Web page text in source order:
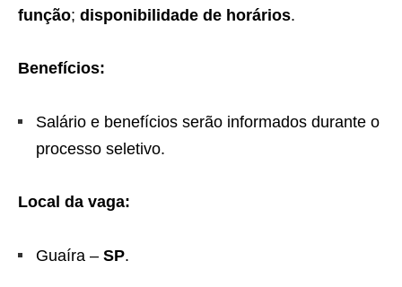
função; disponibilidade de horários.
Benefícios:
Salário e benefícios serão informados durante o
processo seletivo.
Local da vaga:
Guaíra – SP.